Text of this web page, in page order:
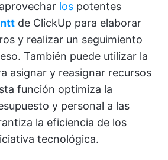
los potentes
de ClickUp para elaborar
y realizar un seguimiento
También puede utilizar la
asignar y reasignar recursos
función optimiza la
y personal a las
la eficiencia de los
tecnológica.